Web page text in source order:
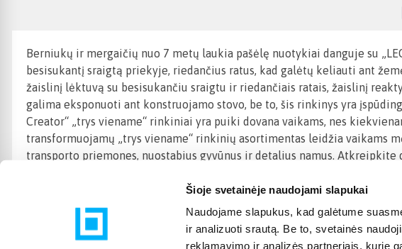
Šioje svetainėje naudojami slapukai
Naudojame slapukus, kad galėtume
ir analizuoti srautą. Be to, svetainės
reklamavimo ir analizės partneriais, kurie
Berniukų ir mergaičių nuo 7 metų laukia pašėlę nuotykiai danguje su
besisukantį sraigtą priekyje, riedančius ratus, kad galėtų keliauti ant
žaislinį lėktuvą su besisukančiu sraigtu ir riedančiais ratais, žaislinį
galima eksponuoti ant konstruojamo stovo, be to, šis rinkinys yra
Creator“ „trys viename“ rinkiniai yra puiki dovana vaikams, nes
transformuojamų „trys viename“ rinkinių asortimentas leidžia vaikams
transporto priemones, nuostabius gyvūnus ir detalius namus.